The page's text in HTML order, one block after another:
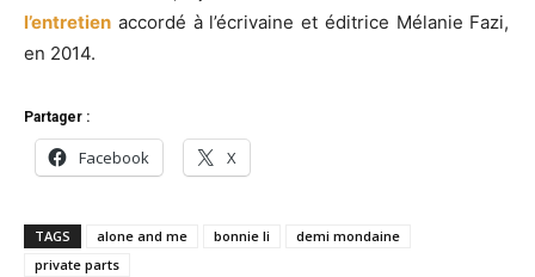
l’entretien accordé à l’écrivaine et éditrice Mélanie Fazi,
en 2014.
Partager :
Facebook X
TAGS alone and me bonnie li
demi mondaine
private parts